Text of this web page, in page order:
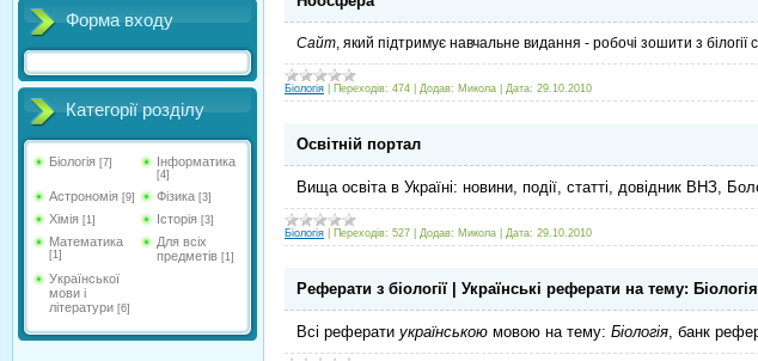
Форма входу
Категорії розділу
Біологія [7] Інформатика
[4]
Астрономія [9] Фізика [3]
Хімія [1] Історія [3]
Математика
[1]
Для всіх
предметів [1]
Української
мови і
літератури [6]
Сайт, який підтримує навчальне видання - робочі зошити з
Біологія Переходів: 474 Додав: Микола Дата: 29.10.2010
Освітній портал
Вищаосвіта в Україні: новини, події, статті, довідник ВНЗ,
Біологія Переходів: 527 Додав: Микола Дата: 29.10.2010
Реферати з біології | Українські реферати на тему:
Всі реферати українською мовою на тему: Біологія, банк